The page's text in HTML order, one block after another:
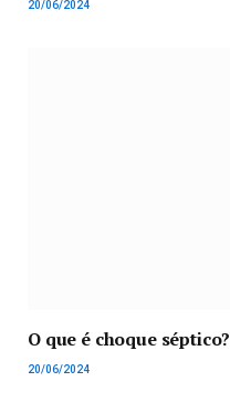
20/06/2024
O que é choque séptico?
20/06/2024